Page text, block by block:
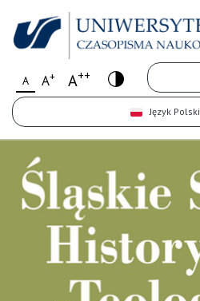
A A+ A++
Język Polski